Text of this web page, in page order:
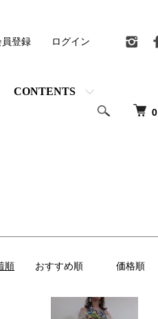
0
CONTENTS
登録 ログイン
順 おすすめ順 価格順